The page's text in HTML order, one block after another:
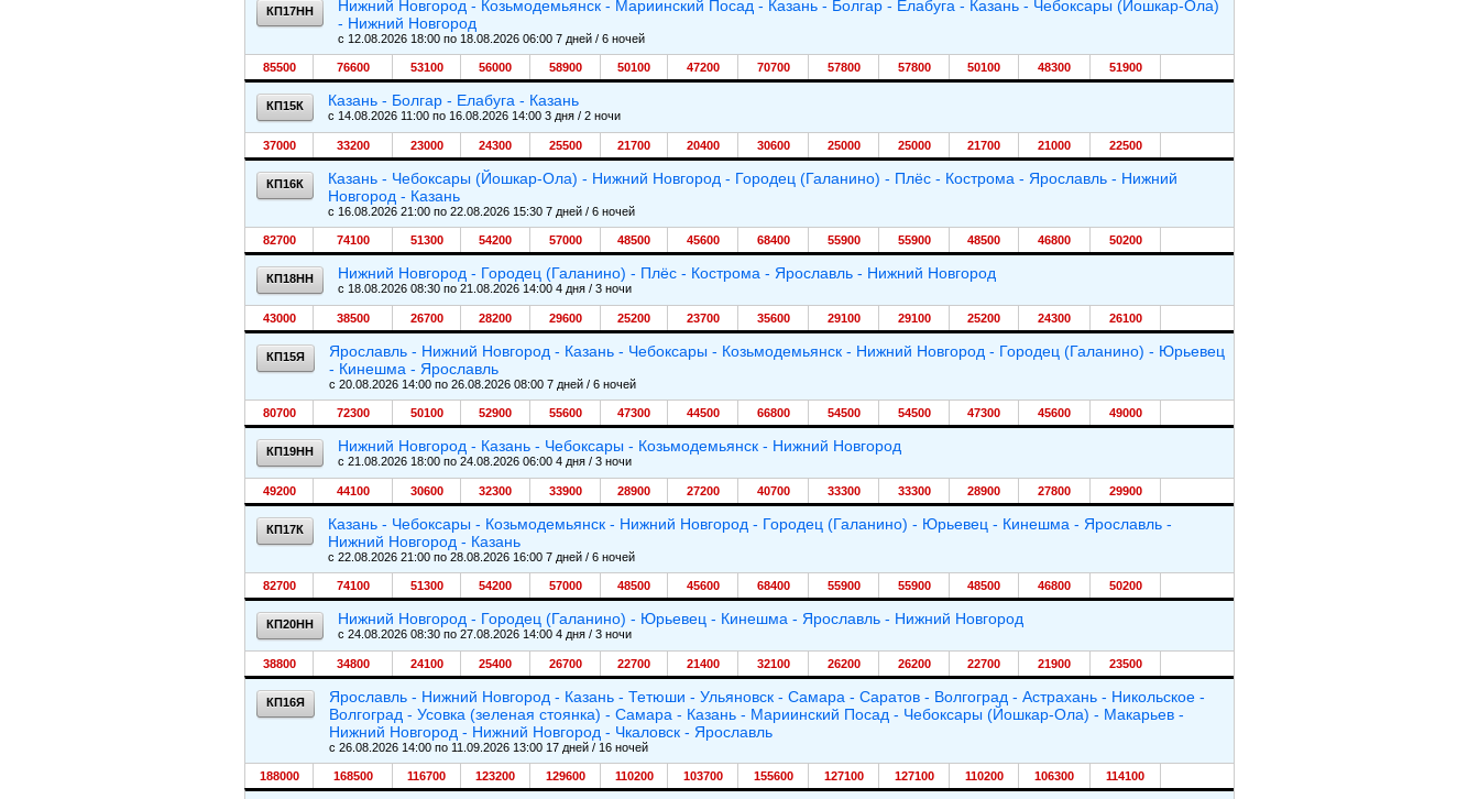
КП17НН
Нижний Новгород - Козьмодемьянск - Мариинский Посад - Казань - Болгар - Елабуга - Казань - Чебоксары (Йошкар-Ола)
- Нижний Новгород
c 12.08.2026 18:00 по 18.08.2026 06:00 7 дней / 6 ночей
85500 76600 53100 56000 58900 50100 47200 70700 57800 57800 50100 48300 51900
КП15К Казань - Болгар - Елабуга - Казань
c 14.08.2026 11:00 по 16.08.2026 14:00 3 дня / 2 ночи
37000 33200 23000 24300 25500 21700 20400 30600 25000 25000 21700 21000 22500
КП16К
Казань - Чебоксары (Йошкар-Ола) - Нижний Новгород - Городец (Галанино) - Плёс - Кострома - Ярославль - Нижний
Новгород - Казань
c 16.08.2026 21:00 по 22.08.2026 15:30 7 дней / 6 ночей
82700 74100 51300 54200 57000 48500 45600 68400 55900 55900 48500 46800 50200
КП18НН Нижний Новгород - Городец (Галанино) - Плёс - Кострома - Ярославль - Нижний Новгород
c 18.08.2026 08:30 по 21.08.2026 14:00 4 дня / 3 ночи
43000 38500 26700 28200 29600 25200 23700 35600 29100 29100 25200 24300 26100
КП15Я
Ярославль - Нижний Новгород - Казань - Чебоксары - Козьмодемьянск - Нижний Новгород - Городец (Галанино) - Юрьевец
- Кинешма - Ярославль
c 20.08.2026 14:00 по 26.08.2026 08:00 7 дней / 6 ночей
80700 72300 50100 52900 55600 47300 44500 66800 54500 54500 47300 45600 49000
КП19НН Нижний Новгород - Казань - Чебоксары - Козьмодемьянск - Нижний Новгород
c 21.08.2026 18:00 по 24.08.2026 06:00 4 дня / 3 ночи
49200 44100 30600 32300 33900 28900 27200 40700 33300 33300 28900 27800 29900
КП17К
Казань - Чебоксары - Козьмодемьянск - Нижний Новгород - Городец (Галанино) - Юрьевец - Кинешма - Ярославль -
Нижний Новгород - Казань
c 22.08.2026 21:00 по 28.08.2026 16:00 7 дней / 6 ночей
82700 74100 51300 54200 57000 48500 45600 68400 55900 55900 48500 46800 50200
КП20НН Нижний Новгород - Городец (Галанино) - Юрьевец - Кинешма - Ярославль - Нижний Новгород
c 24.08.2026 08:30 по 27.08.2026 14:00 4 дня / 3 ночи
38800 34800 24100 25400 26700 22700 21400 32100 26200 26200 22700 21900 23500
КП16Я
Ярославль - Нижний Новгород - Казань - Тетюши - Ульяновск - Самара - Саратов - Волгоград - Астрахань - Никольское -
Волгоград - Усовка (зеленая стоянка) - Самара - Казань - Мариинский Посад - Чебоксары (Йошкар-Ола) - Макарьев -
Нижний Новгород - Нижний Новгород - Чкаловск - Ярославль
c 26.08.2026 14:00 по 11.09.2026 13:00 17 дней / 16 ночей
188000 168500 116700 123200 129600 110200 103700 155600 127100 127100 110200 106300 114100